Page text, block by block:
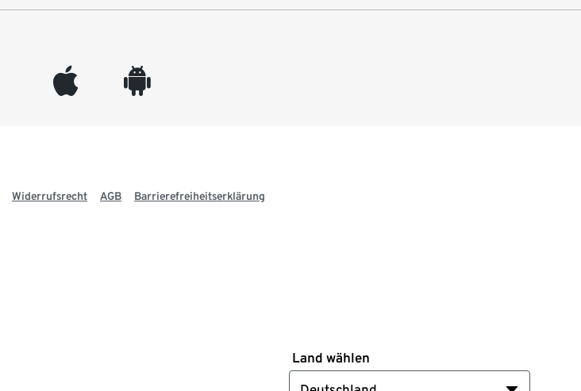
appleinc android
Widerrufsrecht AGB Barrierefreiheitserklärung
Land wählen